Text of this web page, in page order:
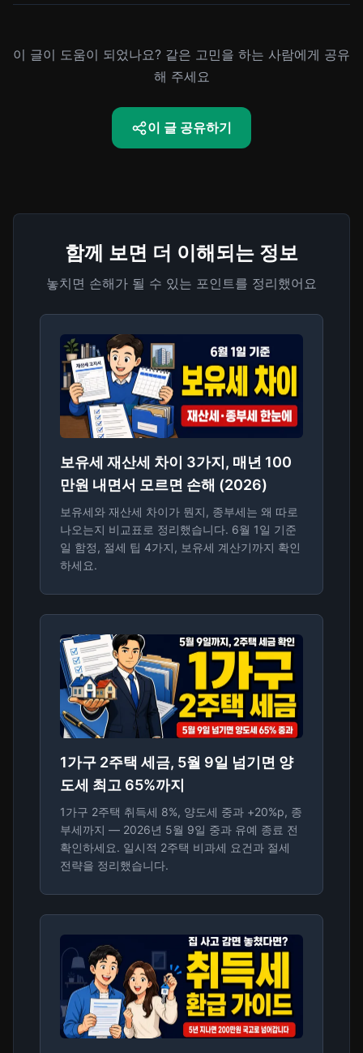
이 글이 도움이 되었나요? 같은 고민을 하는 사람에게 공유
해 주세요
이 글 공유하기
함께 보면 더 이해되는 정보
놓치면 손해가 될 수 있는 포인트를 정리했어요
보유세 재산세 차이 3가지, 매년 100
만원 내면서 모르면 손해 (2026)
보유세와 재산세 차이가 뭔지, 종부세는 왜 따로
나오는지 비교표로 정리했습니다. 6월 1일 기준
일 함정, 절세 팁 4가지, 보유세 계산기까지 확인
하세요.
1가구 2주택 세금, 5월 9일 넘기면 양
도세 최고 65%까지
1가구 2주택 취득세 8%, 양도세 중과 +20%p, 종
부세까지 — 2026년 5월 9일 중과 유예 종료 전
확인하세요. 일시적 2주택 비과세 요건과 절세
전략을 정리했습니다.